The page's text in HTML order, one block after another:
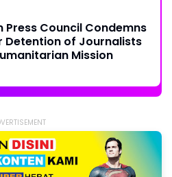
Press Council Condemns
Detention of Journalists
Mission